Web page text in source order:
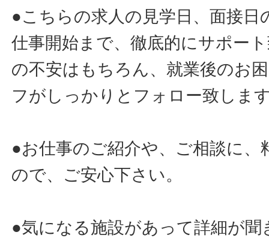
●こちらの求人の見学日、面接日
仕事開始まで、徹底的にサポー
の不安はもちろん、就業後のお
フがしっかりとフォロー致しま
●お仕事のご紹介や、ご相談に
ので、ご安心下さい。
●気になる施設があって詳細が